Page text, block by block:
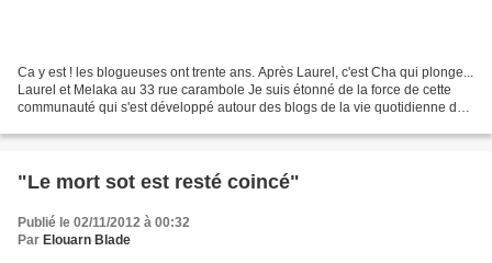
Ca y est ! les blogueuses ont trente ans. Après Laurel, c'est Cha qui plonge...
Laurel et Melaka au 33 rue carambole Je suis étonné de la force de cette
communauté qui s'est développé autour des blogs de la vie quotidienne de
"Le mort sot est resté coincé"
Publié le 02/11/2012 à 00:32
Par Elouarn Blade